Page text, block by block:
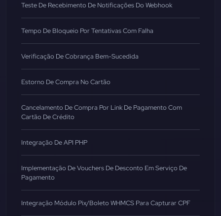
Teste De Recebimento De Notificações Do Webhook
Tempo De Bloqueio Por Tentativas Com Falha
Verificação De Cobrança Bem-Sucedida
Estorno De Compra No Cartão
Cancelamento De Compra Por Link De Pagamento Com
Cartão De Crédito
Integração De API PHP
Implementação De Vouchers De Desconto Em Serviço De
Pagamento
Integração Módulo Pix/boleto WHMCS Para Capturar CPF